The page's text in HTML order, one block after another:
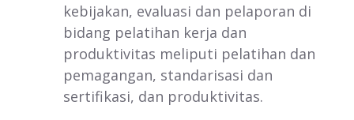
kebijakan, evaluasi dan pelaporan di
bidang pelatihan kerja dan
produktivitas meliputi pelatihan dan
pemagangan, standarisasi dan
sertifikasi, dan produktivitas.